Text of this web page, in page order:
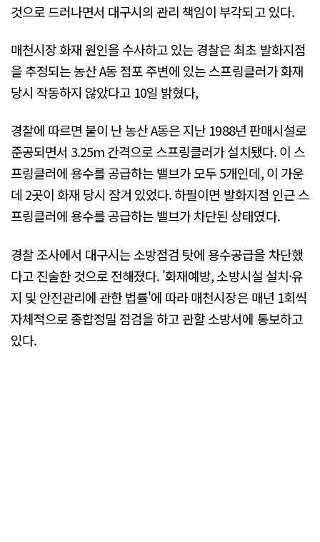
것으로 드러나면서 대구시의 관리 책임이 부각되고 있다.
매천시장 화재 원인을 수사하고 있는 경찰은 최초 발화지점
을 추정되는 농산 A동 점포 주변에 있는 스프링클러가 화재
당시 작동하지 않았다고 10일 밝혔다,
경찰에 따르면 불이 난 농산 A동은 지난 1988년 판매시설로
준공되면서 3.25m 간격으로 스프링클러가 설치됐다. 이 스
프링클러에 용수를 공급하는 밸브가 모두 5개인데, 이 가운
데 2곳이 화재 당시 잠겨 있었다. 하필이면 발화지점 인근 스
프링클러에 용수를 공급하는 밸브가 차단된 상태였다.
경찰 조사에서 대구시는 소방점검 탓에 용수공급을 차단했
다고 진술한 것으로 전해졌다. '화재예방, 소방시설 설치·유
지 및 안전관리에 관한 법률'에 따라 매천시장은 매년 1회씩
자체적으로 종합정밀 점검을 하고 관할 소방서에 통보하고
있다.